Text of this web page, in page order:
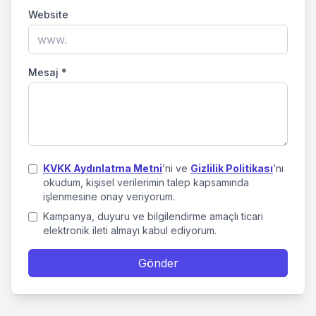
Website
Mesaj *
KVKK Aydınlatma Metni’ni ve Gizlilik Politikası’nı
okudum, kişisel verilerimin talep kapsamında
işlenmesine onay veriyorum.
Kampanya, duyuru ve bilgilendirme amaçlı ticari
elektronik ileti almayı kabul ediyorum.
Gönder